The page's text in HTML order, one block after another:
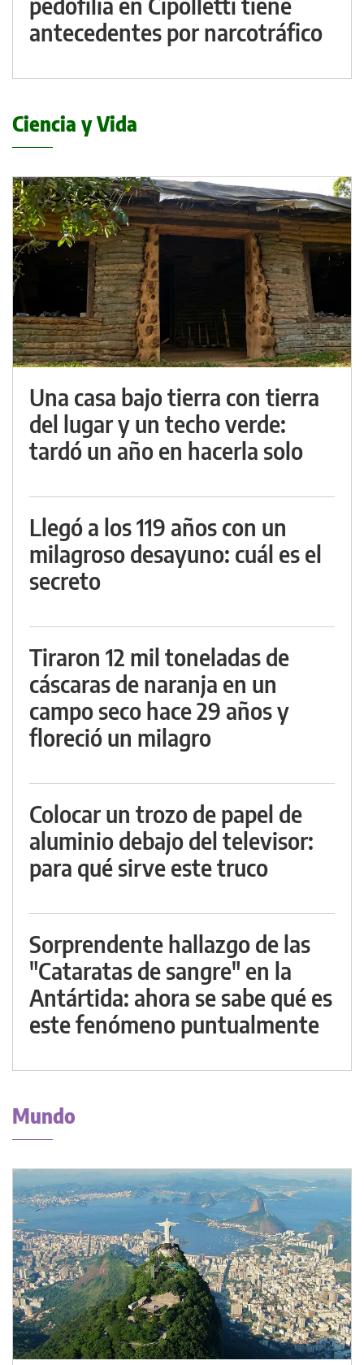
antecedentes por narcotráfico
Ciencia y Vida
Una casa bajo tierra con tierra
del lugar y un techo verde:
tardó un año en hacerla solo
Llegó a los 119 años con un
milagroso desayuno: cuál es el
secreto
Tiraron 12 mil toneladas de
cáscaras de naranja en un
campo seco hace 29 años y
floreció un milagro
Colocar un trozo de papel de
aluminio debajo del televisor:
para qué sirve este truco
Sorprendente hallazgo de las
"Cataratas de sangre" en la
Antártida: ahora se sabe qué es
este fenómeno puntualmente
Mundo